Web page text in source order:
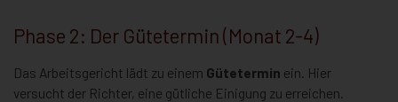
Phase 2: Der Gütetermin (Monat 2-4)
Das Arbeitsgericht lädt zu einem Gütetermin ein. Hier
versucht der Richter, eine gütliche Einigung zu erreichen.